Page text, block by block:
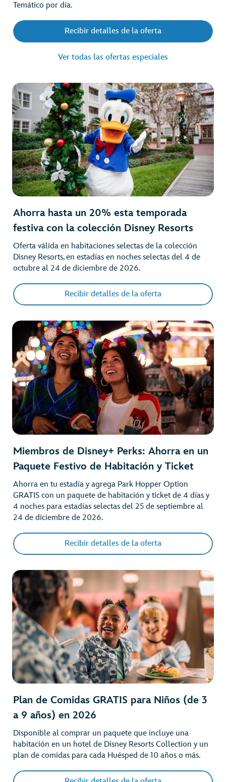
Temático por día.
Recibir detalles de la oferta
Ver todas las ofertas especiales
Ahorra hasta un 20% esta temporada
festiva con la colección Disney Resorts
Oferta válida en habitaciones selectas de la colección
Disney Resorts, en estadías en noches selectas del 4 de
octubre al 24 de diciembre de 2026.
Recibir detalles de la oferta
Miembros de Disney+ Perks: Ahorra en un
Paquete Festivo de Habitación y Ticket
Ahorra en tu estadía y agrega Park Hopper Option
GRATIS con un paquete de habitación y ticket de 4 días y
4 noches para estadías selectas del 25 de septiembre al
24 de diciembre de 2026.
Recibir detalles de la oferta
Plan de Comidas GRATIS para Niños (de 3
a 9 años) en 2026
Disponible al comprar un paquete que incluye una
habitación en un hotel de Disney Resorts Collection y un
plan de comidas para cada Huésped de 10 años o más.